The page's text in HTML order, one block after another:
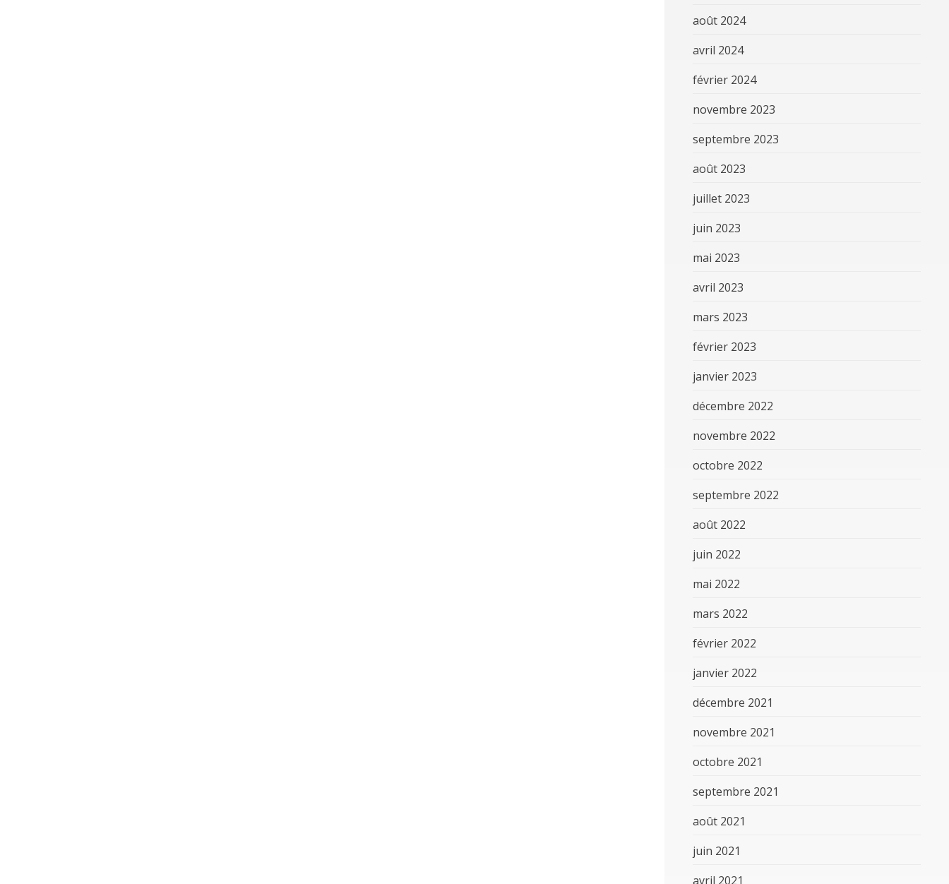
août 2024
avril 2024
février 2024
novembre 2023
septembre 2023
août 2023
juillet 2023
juin 2023
mai 2023
avril 2023
mars 2023
février 2023
janvier 2023
décembre 2022
novembre 2022
octobre 2022
septembre 2022
août 2022
juin 2022
mai 2022
mars 2022
février 2022
janvier 2022
décembre 2021
novembre 2021
octobre 2021
septembre 2021
août 2021
juin 2021
avril 2021